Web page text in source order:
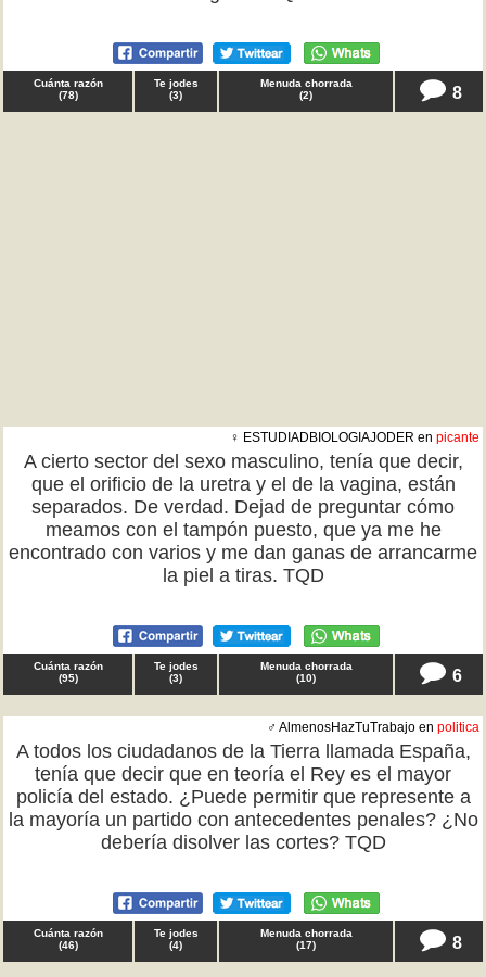
Cuánta razón
(78)
Te jodes
(3)
Menuda chorrada
(2) 8
♀ ESTUDIADBIOLOGIAJODER en picante
A cierto sector del sexo masculino, tenía que decir,
que el orificio de la uretra y el de la vagina, están
separados. De verdad. Dejad de preguntar cómo
meamos con el tampón puesto, que ya me he
encontrado con varios y me dan ganas de arrancarme
la piel a tiras. TQD
Cuánta razón
(95)
Te jodes
(3)
Menuda chorrada
(10) 6
♂ AlmenosHazTuTrabajo en politica
A todos los ciudadanos de la Tierra llamada España,
tenía que decir que en teoría el Rey es el mayor
policía del estado. ¿Puede permitir que represente a
la mayoría un partido con antecedentes penales? ¿No
debería disolver las cortes? TQD
Cuánta razón
(46)
Te jodes
(4)
Menuda chorrada
(17) 8